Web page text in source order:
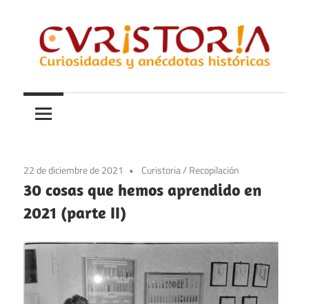
contenido
Curistoria
y
anécdotas
historia
22 de diciembre de 2021 Curistoria/ Recopilación
30 cosas que hemos aprendido en
2021 (parte II)